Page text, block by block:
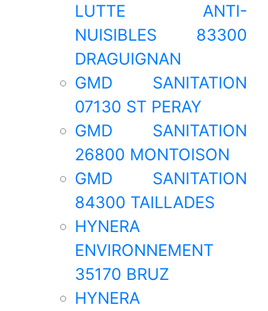
LUTTE ANTI-
NUISIBLES 83300
DRAGUIGNAN
GMD SANITATION
07130 ST PERAY
GMD SANITATION
26800 MONTOISON
GMD SANITATION
84300 TAILLADES
HYNERA
ENVIRONNEMENT
35170 BRUZ
HYNERA